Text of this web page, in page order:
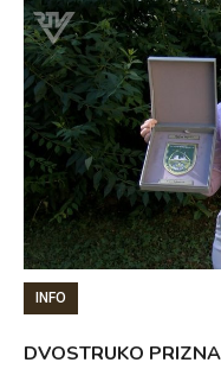
INFO
DVOSTRUKO